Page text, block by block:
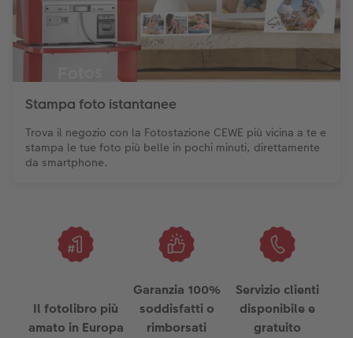
Stampa foto istantanee
Trova il negozio con la Fotostazione CEWE più vicina a te e
stampa le tue foto più belle in pochi minuti, direttamente
da smartphone.
Il fotolibro più
amato in Europa
Garanzia 100%
soddisfatti o
rimborsati
Servizio clienti
disponibile e
gratuito